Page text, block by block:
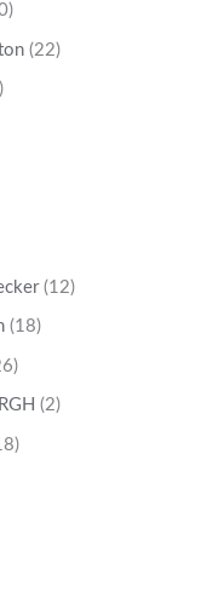
(22)
(12)
(18)
(2)